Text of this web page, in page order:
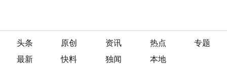
头条 原创 资讯 热点
专题
最新
快料 独闻 本地